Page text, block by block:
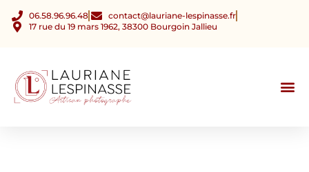
06.58.96.96.48
contact@lauriane-lespinasse.fr
17 rue du 19 mars 1962, 38300 Bourgoin Jallieu